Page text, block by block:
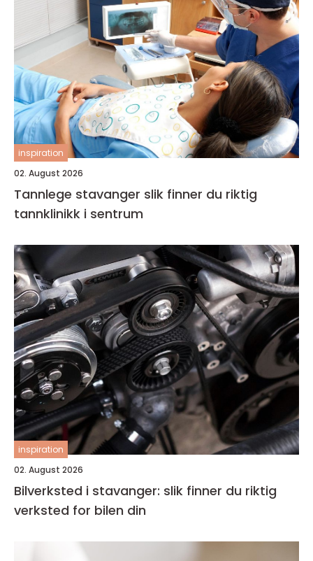
inspiration
02. August 2026
Tannlege stavanger slik finner du riktig
tannklinikk i sentrum
inspiration
02. August 2026
Bilverksted i stavanger: slik finner du riktig
verksted for bilen din